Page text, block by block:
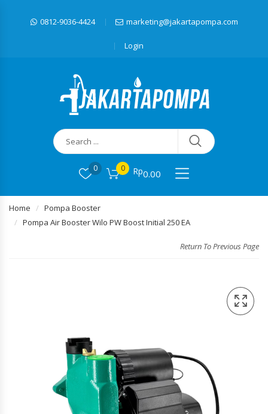
0812-9036-4424 marketing@jakartapompa.com
Login
0 0 Rp0.00
Home
Pompa Booster
Pompa Air Booster Wilo PW Boost Initial 250 EA
Return To Previous Page